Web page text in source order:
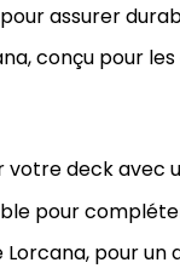
assurer
conçu pour
deck avec
pour
pour un